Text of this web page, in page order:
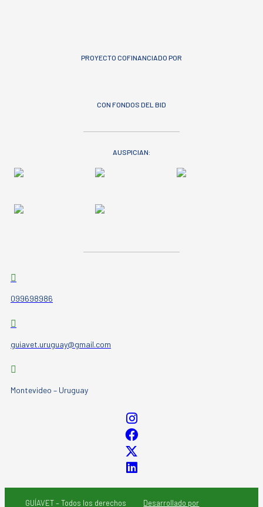
PROYECTO COFINANCIADO POR
CON FONDOS DEL BID
AUSPICIAN:
099698986
guiavet.uruguay@gmail.com
Montevideo – Uruguay
GUÍAVET – Todos los derechos Desarrollado por